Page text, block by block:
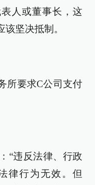
人或董事长，这
坚决抵制。
所要求C公司支付
“违反法律、行政
律行为无效。但